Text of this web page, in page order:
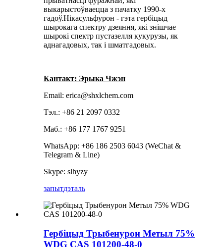
выкарыстоўваецца з пачатку 1990-х
гадоў.Нікасульфурон - гэта гербіцыд
шырокага спектру дзеяння, які знішчае
шырокі спектр пустазелля кукурузы, як
аднагадовых, так і шматгадовых.
Кантакт: Эрыка Чжэн
Email: erica@shxlchem.com
Тэл.: +86 21 2097 0332
Маб.: +86 177 1767 9251
WhatsApp: +86 186 2503 6043 (WeChat &
Telegram & Line)
Skype: slhyzy
запытдэталь
Гербіцыд Трыбенурон Метыл 75%
WDG CAS 101200-48-0